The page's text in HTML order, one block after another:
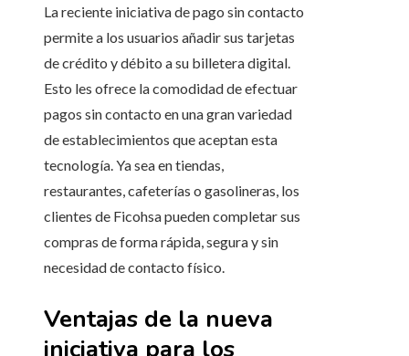
La reciente iniciativa de pago sin contacto
permite a los usuarios añadir sus tarjetas
de crédito y débito a su billetera digital.
Esto les ofrece la comodidad de efectuar
pagos sin contacto en una gran variedad
de establecimientos que aceptan esta
tecnología. Ya sea en tiendas,
restaurantes, cafeterías o gasolineras, los
clientes de Ficohsa pueden completar sus
compras de forma rápida, segura y sin
necesidad de contacto físico.
Ventajas de la nueva
iniciativa para los